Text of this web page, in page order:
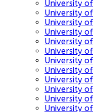
University
University
University
University
University
University
University
University
University
University
University
University